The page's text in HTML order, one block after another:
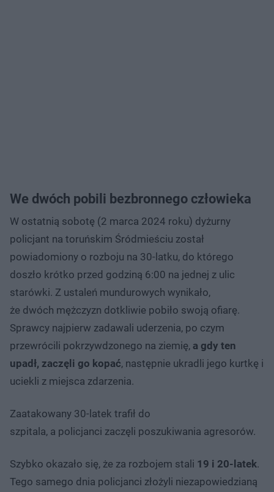
We dwóch pobili bezbronnego człowieka
W ostatnią sobotę (2 marca 2024 roku) dyżurny
policjant na toruńskim Śródmieściu został
powiadomiony o rozboju na 30-latku, do którego
doszło krótko przed godziną 6:00 na jednej z ulic
starówki. Z ustaleń mundurowych wynikało,
że dwóch mężczyzn dotkliwie pobiło swoją ofiarę.
Sprawcy najpierw zadawali uderzenia, po czym
przewrócili pokrzywdzonego na ziemię, a gdy ten
upadł, zaczęli go kopać, następnie ukradli jego kurtkę i
uciekli z miejsca zdarzenia.
Zaatakowany 30-latek trafił do
szpitala, a policjanci zaczęli poszukiwania agresorów.
Szybko okazało się, że za rozbojem stali 19 i 20-latek.
Tego samego dnia policjanci złożyli niezapowiedzianą